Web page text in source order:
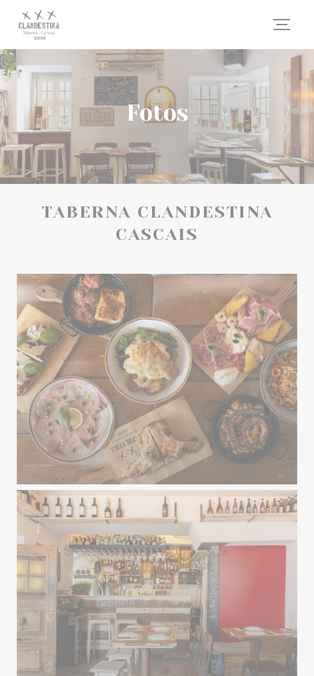
Painel de Gerenciamento de Cookies
Fotos
TABERNA CLANDESTINA
CASCAIS